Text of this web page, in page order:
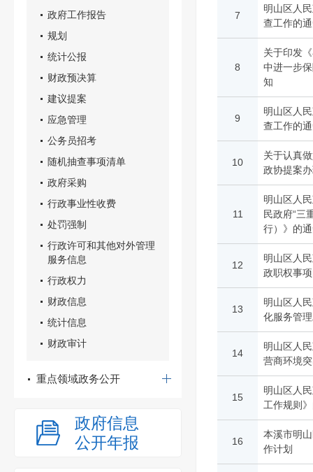
政府工作报告
规划
统计公报
财政预决算
建议提案
应急管理
公务员招考
随机抽查事项清单
政府采购
行政事业性收费
处罚强制
行政许可和其他对外管理
服务信息
行政权力
财政信息
统计信息
财政审计
重点领域政务公开
政府信息
公开年报
7
明山区人
查工作的
8
关于印发
中进一步
知
9
明山区人
查工作的
10
关于认真
政协提案
11
明山区人
民政府“三
行）》的
12
明山区人
政职权事
13
明山区人
化服务管
14
明山区人
营商环境
15
明山区人
工作规则
16
本溪市明
作计划